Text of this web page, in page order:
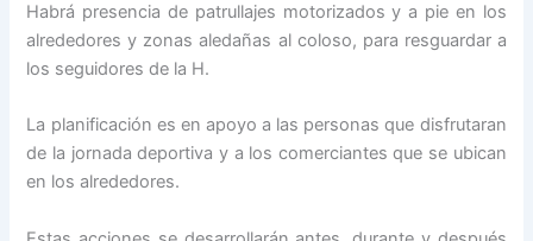
Habrá presencia de patrullajes motorizados y a pie en los
alrededores y zonas aledañas al coloso, para resguardar a
los seguidores de la H.
La planificación es en apoyo a las personas que disfrutaran
de la jornada deportiva y a los comerciantes que se ubican
en los alrededores.